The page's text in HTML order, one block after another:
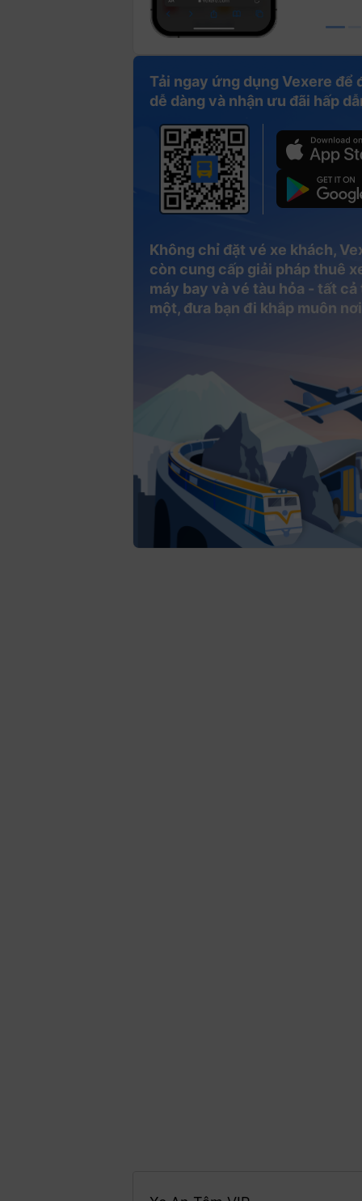
Tải ngay ứng dụng Vexere để
dễ dàng và nhận ưu đãi hấp
Không chỉ đặt vé xe khách,
còn cung cấp giải pháp thuê
máy bay và vé tàu hỏa - tất cả
một, đưa bạn đi khắp muôn